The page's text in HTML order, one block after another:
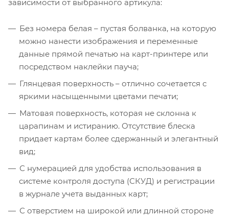
зависимости от выбранного артикула:
Без номера белая – пустая болванка, на которую
можно нанести изображения и переменные
данные прямой печатью на карт-принтере или
посредством наклейки пауча;
Глянцевая поверхность – отлично сочетается с
яркими насыщенными цветами печати;
Матовая поверхность, которая не склонна к
царапинам и истиранию. Отсутствие блеска
придает картам более сдержанный и элегантный
вид;
С нумерацией для удобства использования в
системе контроля доступа (СКУД) и регистрации
в журнале учета выданных карт;
С отверстием на широкой или длинной стороне